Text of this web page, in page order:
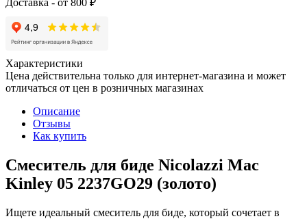
Характеристики
Цена действительна только для интернет-магазина и может
отличаться от цен в розничных магазинах
Описание
Отзывы
Как купить
Смеситель для биде Nicolazzi Mac
Kinley 05 2237GO29 (золото)
Ищете идеальный смеситель для биде, который сочетает в